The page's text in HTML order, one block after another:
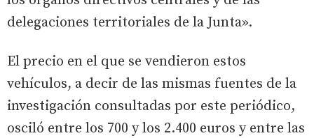
delegaciones territoriales de la Junta».
El precio en el que se vendieron estos
vehículos, a decir de las mismas fuentes de la
investigación consultadas por este periódico,
osciló entre los 700 y los 2.400 euros y entre las